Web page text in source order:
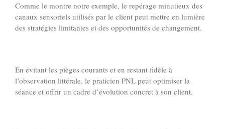
Comme le montre notre exemple, le repérage minutieux des
canaux sensoriels utilisés par le client peut mettre en lumière
des stratégies limitantes et des opportunités de changement.
En évitant les pièges courants et en restant fidèle à
l’observation littérale, le praticien PNL peut optimiser la
séance et offrir un cadre d’évolution concret à son client.